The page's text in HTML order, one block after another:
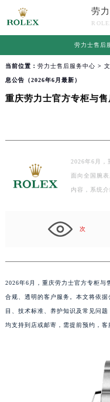
劳
劳力士售后
当前位置： 劳力士售后服务中心 >
息公告（2026年6月最新）
重庆劳力士官方专柜与
2026年6月，
面向全国腕
内容，系统
次
2026年6月，重庆劳力士官方专柜与
合规、透明的客户服务。本文将依
目、技术标准、养护知识及常见问
均支持到店或邮寄，需提前预约，